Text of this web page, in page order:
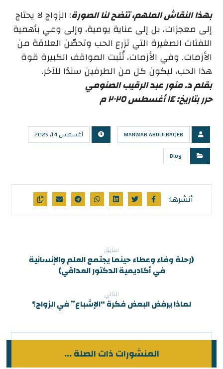
بهذا النقاش الملهم، تتضح لنا الصورة: الزواج لا يحتاج
إلى معجزات، بل إلى عناية يومية، وإلى وعي بأهمية
اللفتات الصغيرة التي تزرع الحب وتحصّن العلاقة من
الأزمات. وفي الأزمات، تُثبت المواقف الكبيرة قوة
هذا الحب، ليكون كل من الطرفين سندًا للآخر.
بقلم د. منور عبد الرقيب الصنومي
حرر بتاريخ: ١٤ أغسطس ٢٠٢٥ م
MANWAR ABDULRAQEB
أغسطس 14, 2025
Blog
سابق
(رحلة وفاء وعطاء حينما يجتمع العلم والإنسانية
في أكاديمية الدكتور العداقي)
التالي
لماذا يرفض البعض فكرة “الإشباع” في الزواج؟
المنشورات ذات الصلة ...